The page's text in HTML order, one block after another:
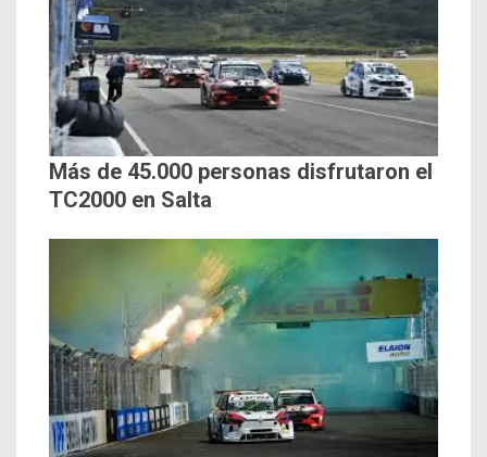
Más de 45.000 personas disfrutaron el
TC2000 en Salta